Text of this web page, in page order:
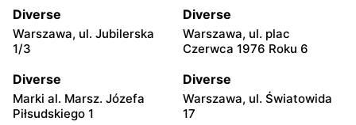
Diverse
Warszawa, ul. Jubilerska
1/3
Diverse
Warszawa, ul. plac
Czerwca 1976 Roku 6
Diverse
Marki al. Marsz. Józefa
Piłsudskiego 1
Diverse
Warszawa, ul. Światowida
17